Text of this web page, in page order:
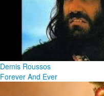
Demis Roussos
Forever And Ever